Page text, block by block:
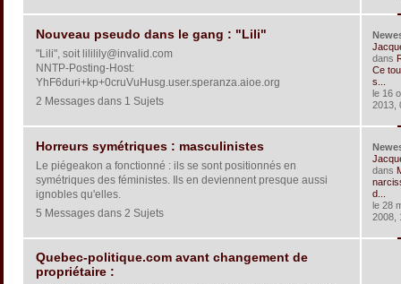
Nouveau pseudo dans le gang : "Lili"
"Lili", soit lililily@invalid.com
NNTP-Posting-Host:
YhF6duri+kp+0cruVuHusg.user.speranza.aioe.org
2 Messages dans 1 Sujets
dans
Ce
s...
le 16
2013,
Horreurs symétriques : masculinistes
Le piégeakon a fonctionné : ils se sont positionnés en
symétriques des féministes. Ils en deviennent presque aussi
ignobles qu'elles.
5 Messages dans 2 Sujets
dans
d...
le 28
2008,
Quebec-politique.com avant changement de
propriétaire :